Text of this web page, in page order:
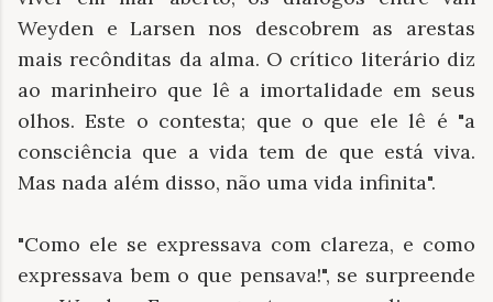
Weyden e Larsen nos descobrem as arestas
mais recônditas da alma. O crítico literário diz
ao marinheiro que lê a imortalidade em seus
olhos. Este o contesta; que o que ele lê é "a
consciência que a vida tem de que está viva.
Mas nada além disso, não uma vida infinita".
"Como ele se expressava com clareza, e como
expressava bem o que pensava!", se surpreende